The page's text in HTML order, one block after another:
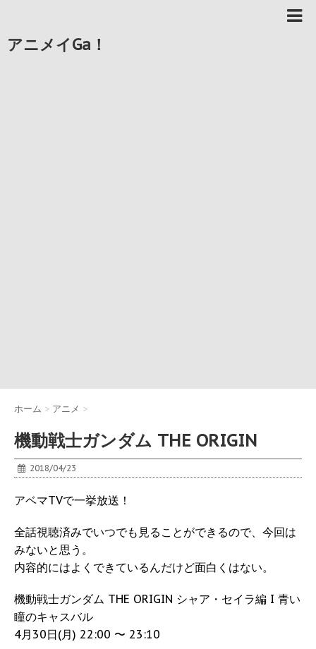
アニメイGa！
ホーム > アニメ >
機動戦士ガンダム THE ORIGIN
2018/04/23
アベマTVで一挙放送！
全話視聴済みでいつでも見ることができるので、今回は
みないと思う。
内容的にはよくできているんだけど面白くはない。
機動戦士ガンダム THE ORIGIN シャア・セイラ編 I 青い
瞳のキャスバル
4月30日(月) 22:00 〜 23:10